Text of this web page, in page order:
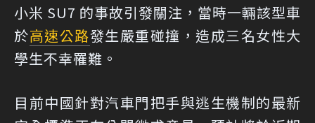
小米 SU7 的事故引發關注，當時一輛該型車
於高速公路發生嚴重碰撞，造成三名女性大
學生不幸罹難。
目前中國針對汽車門把手與逃生機制的最新